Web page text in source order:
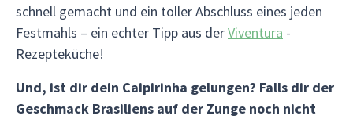
schnell gemacht und ein toller Abschluss eines jeden
Festmahls – ein echter Tipp aus derViventura -
Rezepteküche!
Und, ist dir dein Caipirinha gelungen? Falls dir der
Geschmack Brasiliens auf der Zunge noch nicht